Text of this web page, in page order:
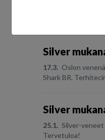
TerhiTec Oy
Silver
17.3. Oslon
Shark BR.
Silver
25.1. Silver-veneet
Tervetuloa!